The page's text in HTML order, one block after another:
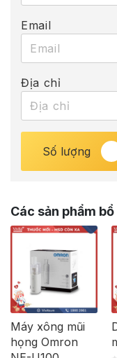
Email
Địa chỉ
Số lượng
Các sản phẩm
Máy xông mũi
họng Omron